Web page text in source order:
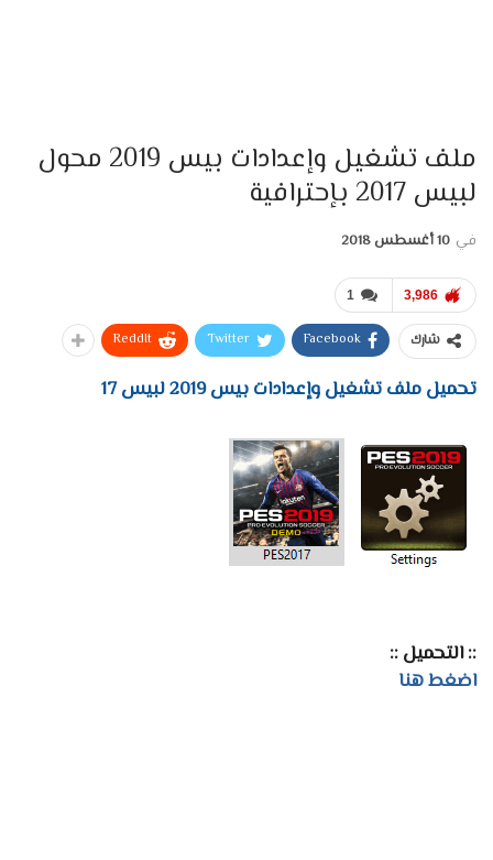
ملف تشغيل وإعدادات بيس 2019 محول
لبيس 2017 بإحترافية
في 10 أغسطس 2018
1 3,986
شارك Facebook
Twitter
ReddIt
تحميل ملف تشغيل وإعدادات بيس 2019 لبيس 17
:: التحميل ::
اضغط هنا